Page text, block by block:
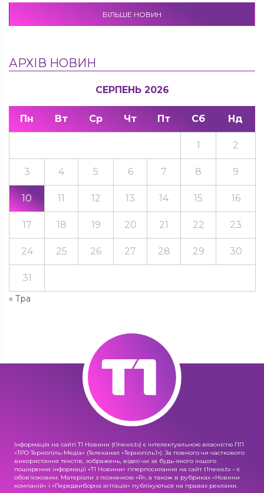
БІЛЬШЕ НОВИН
АРХІВ НОВИН
СЕРПЕНЬ 2026
Пн Вт Ср Чт Пт Сб Нд
« Тра
1 2
3 4 5 6 7 8 9
10 11 12 13 14 15 16
17 18 19 20 21 22 23
24 25 26 27 28 29 30
31
Інформація на сайті Т1 Новини (t1news.tv) є інтелектуальною власністю ПП
«ТРО Тернопіль-Медіа» (Телеканал «Тернопіль1»). За повного чи часткового
використання текстів, зображень, відео чи за будь-якого іншого
поширення інформації «Т1 Новини» гіперпосилання на сайт t1news.tv – є
обов'язковим. Матеріали з позначкою «R», а також в рубриках «Новини
компаній» і «Передвиборча агітація» публікуються на правах реклами.